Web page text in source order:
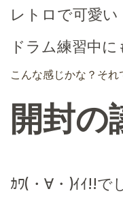
レトロで可愛い
ドラム練習中
こんな感じかな？それ
開封の
ｶﾜ(・∀・)ｲｲ!!で